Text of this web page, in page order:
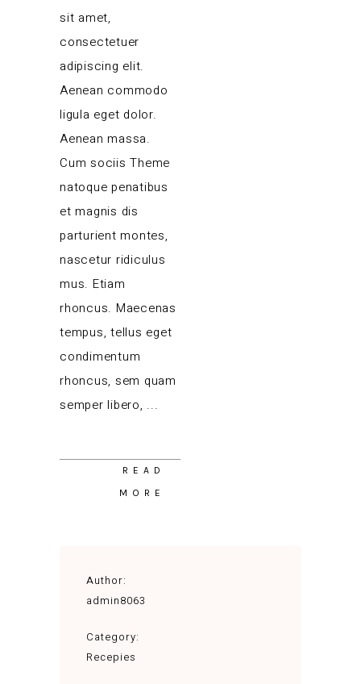
sit amet,
consectetuer
adipiscing elit.
Aenean commodo
ligula eget dolor.
Aenean massa.
Cum sociis Theme
natoque penatibus
et magnis dis
parturient montes,
nascetur ridiculus
mus. Etiam
rhoncus. Maecenas
tempus, tellus eget
condimentum
rhoncus, sem quam
semper libero,
READ
MORE
Author:
admin8063
Category:
Recepies